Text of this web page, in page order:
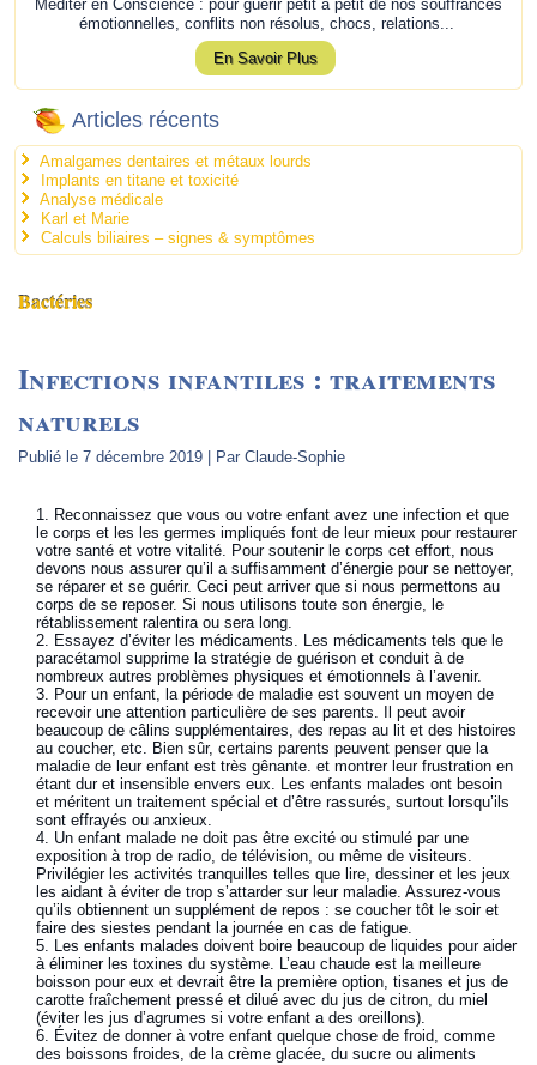
Méditer en Conscience : pour guérir petit à petit de nos souffrances
émotionnelles, conflits non résolus, chocs, relations...
En Savoir Plus
Articles récents
Amalgames dentaires et métaux lourds
Implants en titane et toxicité
Analyse médicale
Karl et Marie
Calculs biliaires – signes & symptômes
Bactéries
Infections infantiles : traitements
naturels
Publié le 7 décembre 2019 | Par Claude-Sophie
Reconnaissez que vous ou votre enfant avez une infection et que
le corps et les les germes impliqués font de leur mieux pour restaurer
votre santé et votre vitalité. Pour soutenir le corps cet effort, nous
devons nous assurer qu’il a suffisamment d’énergie pour se nettoyer,
se réparer et se guérir. Ceci peut arriver que si nous permettons au
corps de se reposer. Si nous utilisons toute son énergie, le
rétablissement ralentira ou sera long.
Essayez d’éviter les médicaments. Les médicaments tels que le
paracétamol supprime la stratégie de guérison et conduit à de
nombreux autres problèmes physiques et émotionnels à l’avenir.
Pour un enfant, la période de maladie est souvent un moyen de
recevoir une attention particulière de ses parents. Il peut avoir
beaucoup de câlins supplémentaires, des repas au lit et des histoires
au coucher, etc. Bien sûr, certains parents peuvent penser que la
maladie de leur enfant est très gênante. et montrer leur frustration en
étant dur et insensible envers eux. Les enfants malades ont besoin
et méritent un traitement spécial et d’être rassurés, surtout lorsqu’ils
sont effrayés ou anxieux.
Un enfant malade ne doit pas être excité ou stimulé par une
exposition à trop de radio, de télévision, ou même de visiteurs.
Privilégier les activités tranquilles telles que lire, dessiner et les jeux
les aidant à éviter de trop s’attarder sur leur maladie. Assurez-vous
qu’ils obtiennent un supplément de repos : se coucher tôt le soir et
faire des siestes pendant la journée en cas de fatigue.
Les enfants malades doivent boire beaucoup de liquides pour aider
à éliminer les toxines du système. L’eau chaude est la meilleure
boisson pour eux et devrait être la première option, tisanes et jus de
carotte fraîchement pressé et dilué avec du jus de citron, du miel
(éviter les jus d’agrumes si votre enfant a des oreillons).
Évitez de donner à votre enfant quelque chose de froid, comme
des boissons froides, de la crème glacée, du sucre ou aliments